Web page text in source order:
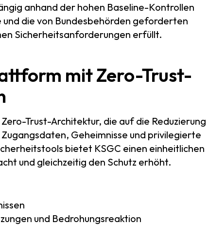
anhand der hohen Baseline-Kontrollen
die von Bundesbehörden geforderten
Sicherheitsanforderungen erfüllt.
mit Zero-Trust-
Trust-Architektur, die auf die Reduzierung
Geheimnisse und privilegierte
bietet KSGC einen einheitlichen
und gleichzeitig den Schutz erhöht.
und Bedrohungsreaktion